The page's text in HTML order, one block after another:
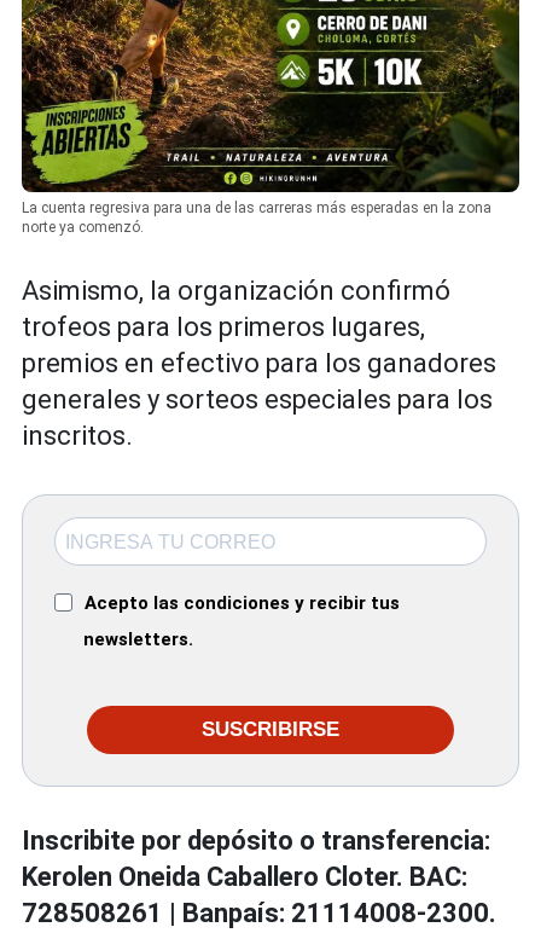
La cuenta regresiva para una de las carreras más esperadas en la zona
norte ya comenzó.
Asimismo, la organización confirmó
trofeos para los primeros lugares,
premios en efectivo para los ganadores
generales y sorteos especiales para los
inscritos.
Acepto las condiciones y recibir tus
newsletters.
SUSCRIBIRSE
Inscribite por depósito o transferencia:
Kerolen Oneida Caballero Cloter. BAC:
728508261 | Banpaís: 21114008-2300.